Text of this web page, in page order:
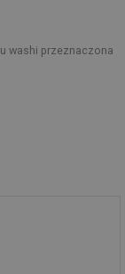
washi przeznaczona